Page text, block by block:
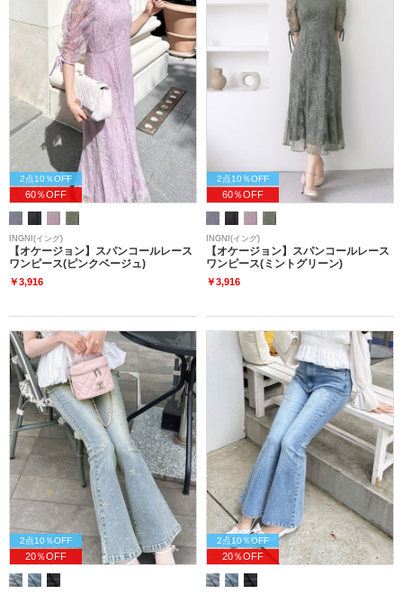
2点10％OFF
60％OFF
INGNI(イング)
【オケージョン】スパンコールレース
ワンピース(ピンクベージュ)
￥3,916
2点10％OFF
60％OFF
INGNI(イング)
【オケージョン】スパンコールレース
ワンピース(ミントグリーン)
￥3,916
2点10％OFF
20％OFF
2点10％OFF
20％OFF